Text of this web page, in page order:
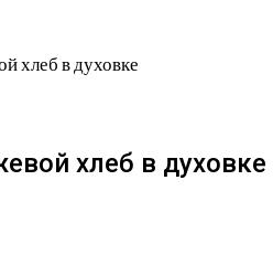
хлеб в духовке
хлеб в духовке